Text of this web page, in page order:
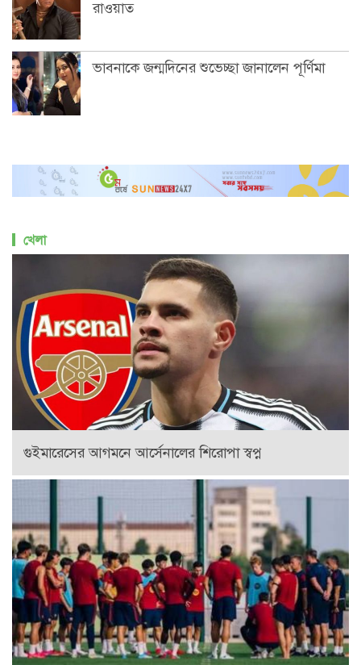
রাওয়াত
ভাবনাকে জন্মদিনের শুভেচ্ছা জানালেন পূর্ণিমা
খেলা
গুইমারেসের আগমনে আর্সেনালের শিরোপা স্বপ্ন